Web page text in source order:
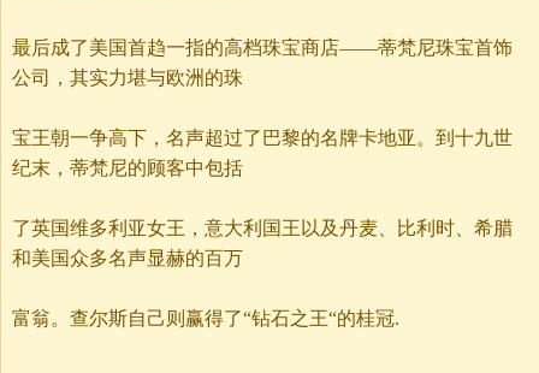
最后成了美国首趋一指的高档珠宝商店——蒂梵尼珠宝首饰
公司，其实力堪与欧洲的珠
宝王朝一争高下，名声超过了巴黎的名牌卡地亚。到十九世
纪末，蒂梵尼的顾客中包括
了英国维多利亚女王，意大利国王以及丹麦、比利时、希腊
和美国众多名声显赫的百万
富翁。查尔斯自己则赢得了“钻石之王“的桂冠.